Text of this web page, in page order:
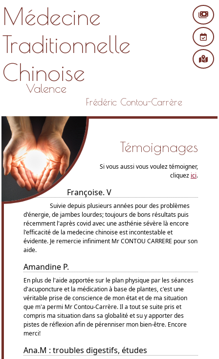
Médecine
Traditionnelle
Chinoise
Valence
Frédéric Contou-Carrère
Témoignages
Si vous aussi vous voulez témoigner,
cliquez ici.
Françoise. V
Suivie depuis plusieurs années pour des problèmes
d'énergie, de jambes lourdes; toujours de bons résultats puis
récemment l'après covid avec une asthénie sévère là encore
l'efficacité de la medecine chinoise est incontestable et
évidente. Je remercie infiniment Mr CONTOU CARRERE pour son
aide.
Amandine P.
En plus de l'aide apportée sur le plan physique par les séances
d'acuponcture et la médication à base de plantes, c'est une
véritable prise de conscience de mon état et de ma situation
que m'a permi Mr Contou-Carrère. Il a tout se suite pris et
compris ma situation dans sa globalité et su y apporter des
pistes de réflexion afin de pérenniser mon bien-être. Encore
merci!
Ana.M : troubles digestifs, études